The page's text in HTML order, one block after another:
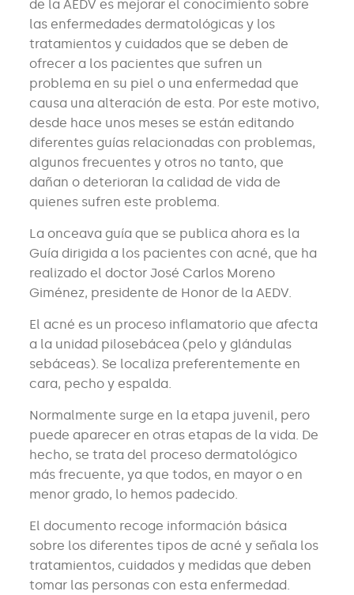
de la AEDV es mejorar el conocimiento sobre
las enfermedades dermatológicas y los
tratamientos y cuidados que se deben de
ofrecer a los pacientes que sufren un
problema en su piel o una enfermedad que
causa una alteración de esta. Por este motivo,
desde hace unos meses se están editando
diferentes guías relacionadas con problemas,
algunos frecuentes y otros no tanto, que
dañan o deterioran la calidad de vida de
quienes sufren este problema.
La onceava guía que se publica ahora es la
Guía dirigida a los pacientes con acné, que ha
realizado el doctor José Carlos Moreno
Giménez, presidente de Honor de la AEDV.
El acné es un proceso inflamatorio que afecta
a la unidad pilosebácea (pelo y glándulas
sebáceas). Se localiza preferentemente en
cara, pecho y espalda.
Normalmente surge en la etapa juvenil, pero
puede aparecer en otras etapas de la vida. De
hecho, se trata del proceso dermatológico
más frecuente, ya que todos, en mayor o en
menor grado, lo hemos padecido.
El documento recoge información básica
sobre los diferentes tipos de acné y señala los
tratamientos, cuidados y medidas que deben
tomar las personas con esta enfermedad.